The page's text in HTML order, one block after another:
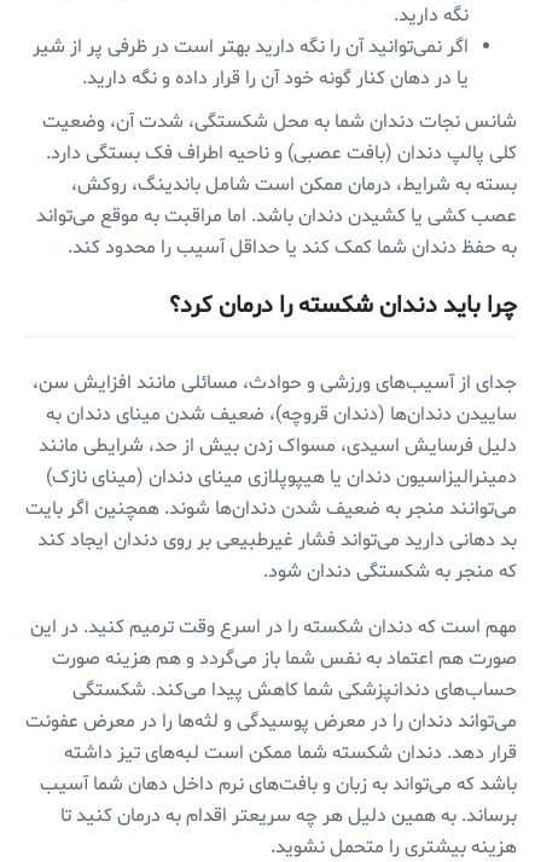
نگه دارید.
اگر نمی‌توانید آن را نگه دارید بهتر است در ظرفی پر از شیر
یا در دهان کنار گونه خود آن را قرار داده و نگه دارید.
شانس نجات دندان شما به محل شکستگی، شدت آن، وضعیت
کلی پالپ دندان (بافت عصبی) و ناحیه اطراف فک بستگی دارد.
بسته به شرایط، درمان ممکن است شامل باندینگ، روکش،
عصب کشی یا کشیدن دندان باشد. اما مراقبت به موقع می‌تواند
به حفظ دندان شما کمک کند یا حداقل آسیب را محدود کند.
چرا باید دندان شکسته را درمان کرد؟
جدای از آسیب‌های ورزشی و حوادث، مسائلی مانند افزایش سن،
ساییدن دندان‌ها (دندان قروچه)، ضعیف شدن مینای دندان به
دلیل فرسایش اسیدی، مسواک زدن بیش از حد، شرایطی مانند
دمینرالیزاسیون دندان یا هیپوپلازی مینای دندان (مینای نازک)
می‌توانند منجر به ضعیف شدن دندان‌ها شوند. همچنین اگر بایت
بد دهانی دارید می‌تواند فشار غیرطبیعی بر روی دندان ایجاد کند
که منجر به شکستگی دندان شود.
مهم است که دندان شکسته را در اسرع وقت ترمیم کنید. در این
صورت هم اعتماد به نفس شما باز می‌گردد و هم هزینه صورت
حساب‌های دندانپزشکی شما کاهش پیدا می‌کند. شکستگی
می‌تواند دندان را در معرض پوسیدگی و لثه‌ها را در معرض عفونت
قرار دهد. دندان شکسته شما ممکن است لبه‌های تیز داشته
باشد که می‌تواند به زبان و بافت‌های نرم داخل دهان شما آسیب
برساند. به همین دلیل هر چه سریعتر اقدام به درمان کنید تا
هزینه بیشتری را متحمل نشوید.